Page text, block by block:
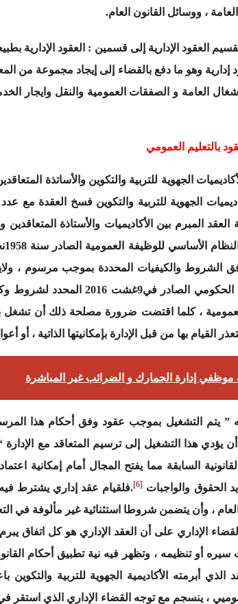
، ووسائل القانون العام.
العقود الإدارية إلى قسمين : العقود الإدارية
وهو ما دفع بالقضاء إلى إيجاد مجموعة من
والأشغال العامة و الصفقات العمومية والنقل
بالتعليم العمومي
الجهوية للتربية والتكوين والأساتذة
الجهوية للتربية والتكوين فسخ العقدة مع
المبرم بين الأكاديميات والأستاذة المتعاقدين
الشروط والكيفيات المحددة بموجب مرسوم ،
، وبعد قراءتنا للمرسوم
، كلما اقتضت ضرورة مصلحة ذلك أن
القيام بها من قبل الإدارة بإمكانيتها الذاتية ،
موظفي إدارة الجمارك و الضرائب غير المباشرة
يتم التشغيل بموجب عقود وفق أحكام هذا
يؤدي هذا التشغيل إلى ترسيم المتعاقد مع الإدارة
السابقة مما يفتح المجال أمام إمكانية
الحقوق والواجبات [6]
.فلقيام عقد إداري يشترط
، وأن يتضمن شروطا استثنائية غير مألوفة في
الإداري على أن العقد الإداري هو كل اتفاق
أو تنظيمه ، وتظهر فيه نية تطبيق أحكام
الذي أبرمته الأكاديمية الجهوية للتربية
، ينسجم مع توجه القضاء الإداري الذي استقر في